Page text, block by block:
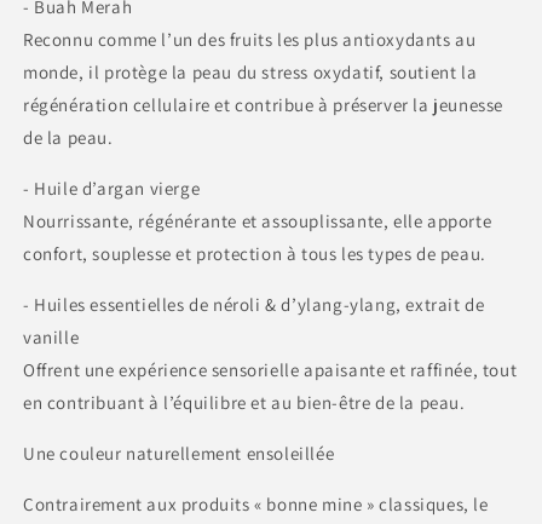
- Buah Merah
Reconnu comme l’un des fruits les plus antioxydants au
monde, il protège la peau du stress oxydatif, soutient la
régénération cellulaire et contribue à préserver la jeunesse
de la peau.
- Huile d’argan vierge
Nourrissante, régénérante et assouplissante, elle apporte
confort, souplesse et protection à tous les types de peau.
- Huiles essentielles de néroli & d’ylang-ylang, extrait de
vanille
Offrent une expérience sensorielle apaisante et raffinée, tout
en contribuant à l’équilibre et au bien-être de la peau.
Une couleur naturellement ensoleillée
Contrairement aux produits « bonne mine » classiques, le